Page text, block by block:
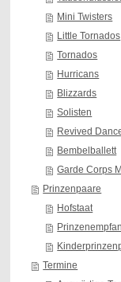
Mini Twisters
Little Tornados
Tornados
Hurricans
Blizzards
Solisten
Revived
Bembelballett
Garde Corps
Prinzenpaare
Hofstaat
Termine